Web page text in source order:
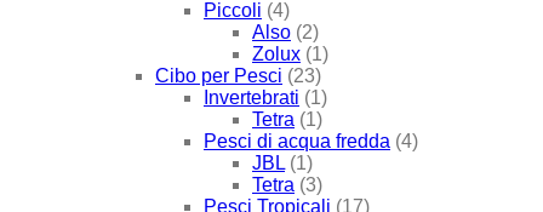
Piccoli (4)
Also (2)
Zolux (1)
Cibo per Pesci (23)
Invertebrati (1)
Tetra (1)
Pesci di acqua fredda (4)
JBL (1)
Tetra (3)
Pesci Tropicali (17)